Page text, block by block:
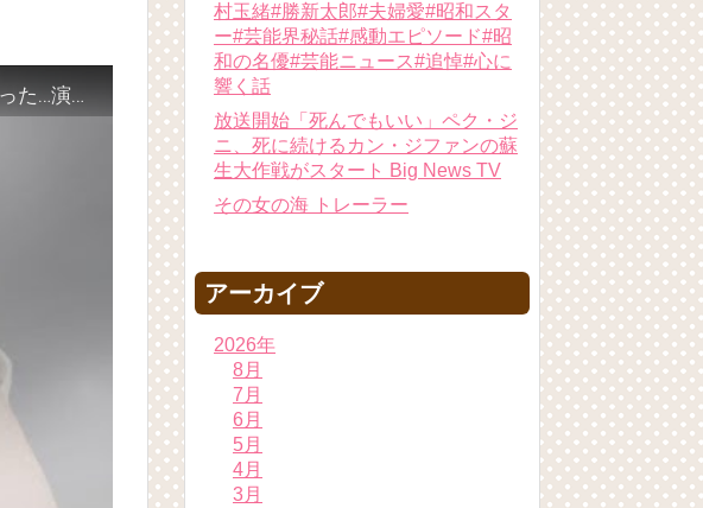
「私の愛の治癒記」ソ・ユジン“夫ペク・ジョンウォンの応援がありがたかった…演技は死ぬまでしたい”
村玉緒#勝新太郎#夫婦愛#昭和スタ
ー#芸能界秘話#感動エピソード#昭
和の名優#芸能ニュース#追悼#心に
響く話
放送開始「死んでもいい」ペク・ジ
ニ、死に続けるカン・ジファンの蘇
生大作戦がスタート Big News TV
その女の海 トレーラー
アーカイブ
2026年
8月
7月
6月
5月
4月
3月